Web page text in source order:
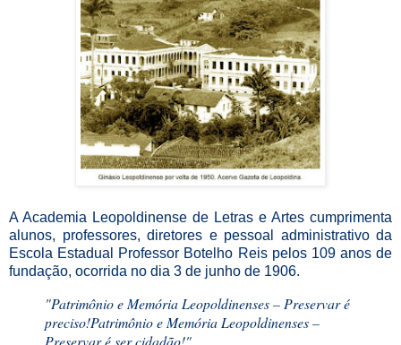
A Academia Leopoldinense de Letras e Artes cumprimenta
alunos, professores, diretores e pessoal administrativo da
Escola Estadual Professor Botelho Reis pelos 109 anos de
fundação, ocorrida no dia 3 de junho de 1906.
"Patrimônio e Memória Leopoldinenses – Preservar é
preciso!Patrimônio e Memória Leopoldinenses –
Preservar é ser cidadão!"